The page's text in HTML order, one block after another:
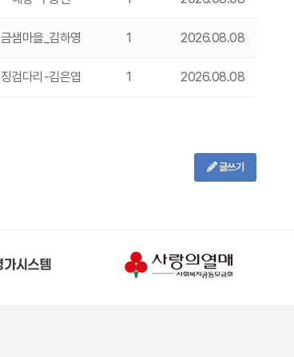
금샘마을_김하영 1 2026.08.08
징검다리-김은엽 1 2026.08.08
글쓰기